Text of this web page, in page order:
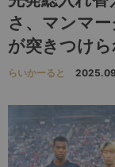
さ、マンマ
が突きつけ
らいかーると